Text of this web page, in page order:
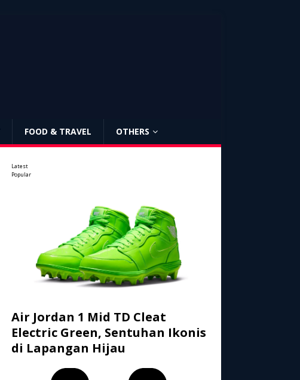
FOOD & TRAVEL OTHERS
Latest
Popular
Air Jordan 1 Mid TD Cleat
Electric Green, Sentuhan Ikonis
di Lapangan Hijau